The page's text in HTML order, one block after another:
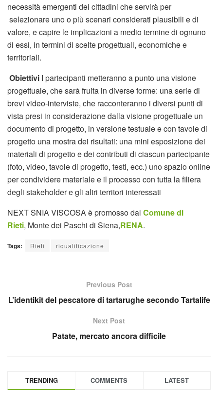
necessità emergenti dei cittadini che servirà per
selezionare uno o più scenari considerati plausibili e di
valore, e capire le implicazioni a medio termine di ognuno
di essi, in termini di scelte progettuali, economiche e
territoriali.
Obiettivi I partecipanti metteranno a punto una visione
progettuale, che sarà fruita in diverse forme: una serie di
brevi video-interviste, che racconteranno i diversi punti di
vista presi in considerazione dalla visione progettuale un
documento di progetto, in versione testuale e con tavole di
progetto una mostra dei risultati: una mini esposizione dei
materiali di progetto e dei contributi di ciascun partecipante
(foto, video, tavole di progetto, testi, ecc.) uno spazio online
per condividere materiale e il processo con tutta la filiera
degli stakeholder e gli altri territori interessati
NEXT SNIA VISCOSA è promosso dal Comune di
Rieti, Monte dei Paschi di Siena,RENA.
Tags: Rieti riqualificazione
Previous Post
L’identikit del pescatore di tartarughe secondo Tartalife
Next Post
Patate, mercato ancora difficile
TRENDING COMMENTS LATEST